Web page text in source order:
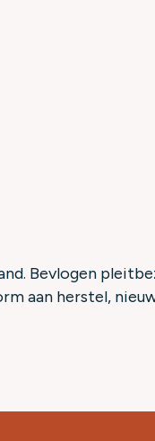
Bevlogen
aan herstel,